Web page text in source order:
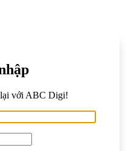
với ABC Digi!